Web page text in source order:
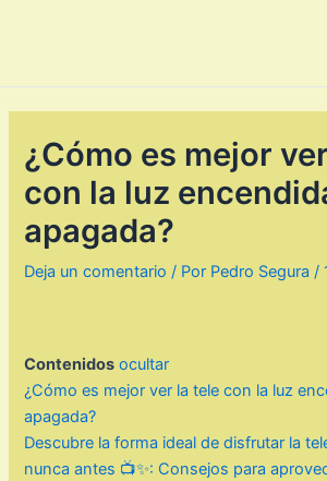
¿Cómo es mejor
con la luz
apagada?
Deja un comentario / Por Pedro Segura/
Contenidos ocultar
¿Cómo es mejor ver la tele con la luz
apagada?
Descubre la forma ideal de disfrutar la
nunca antes 📺✨: Consejos para